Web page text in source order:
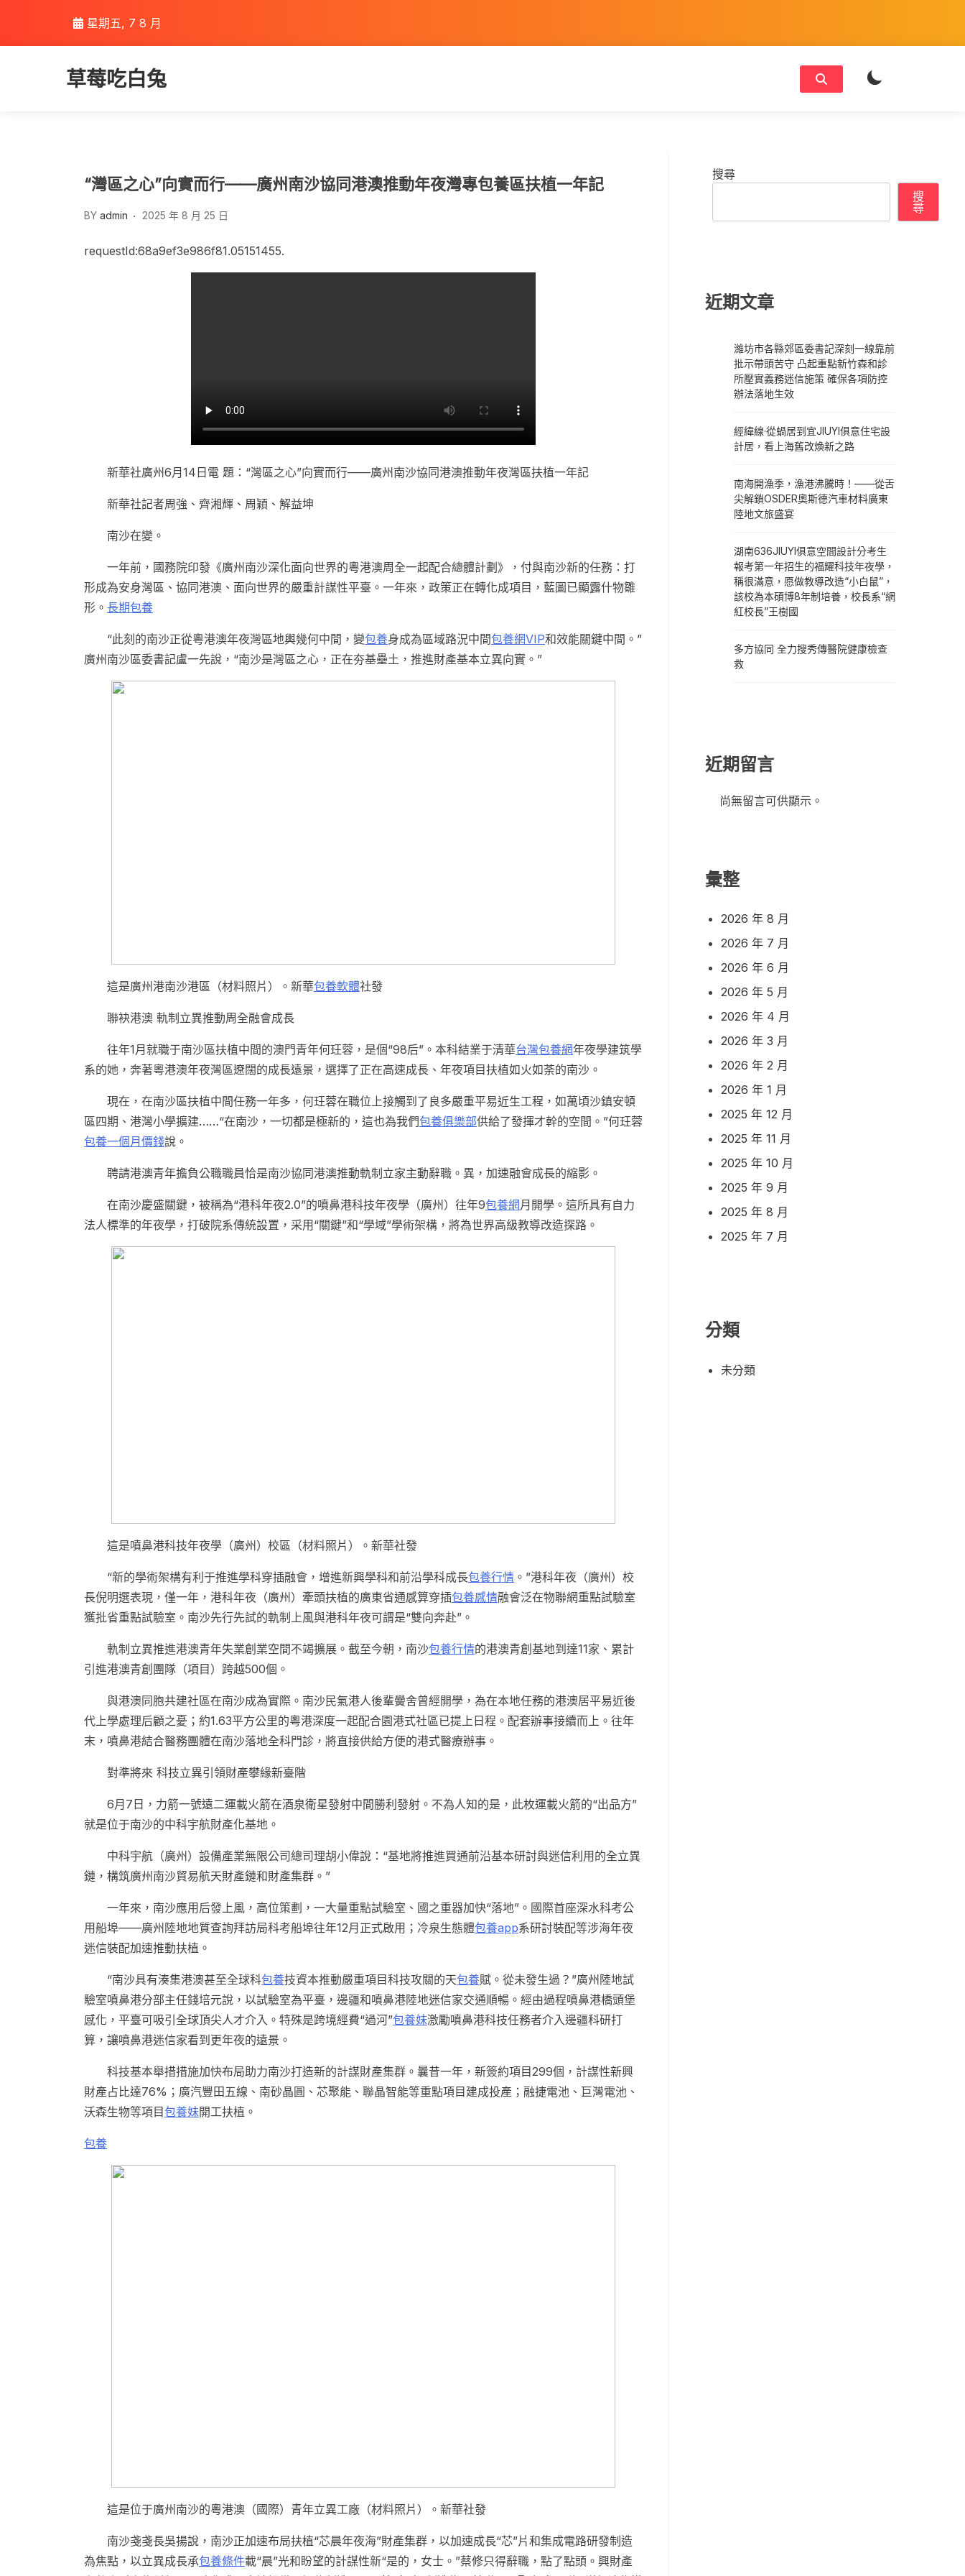
content
星期五, 7 8 月
草莓吃白兔
“灣區之心”向實而行——廣州南沙協同港澳推動年夜灣專包養區扶植一年記
BY admin 2025 年 8 月 25 日
requestId:68a9ef3e986f81.05151455.
新華社廣州6月14日電 題：“灣區之心”向實而行——廣州南沙協同港澳推動年夜灣區扶植一年記
新華社記者周強、齊湘輝、周穎、解益坤
南沙在變。
一年前，國務院印發《廣州南沙深化面向世界的粵港澳周全一起配合總體計劃》，付與南沙新的任務：打
形成為安身灣區、協同港澳、面向世界的嚴重計謀性平臺。一年來，政策正在轉化成項目，藍圖已顯露什物雛
形。 長期包養
“此刻的南沙正從粵港澳年夜灣區地輿幾何中間，變包養身成為區域路況中間包養網VIP和效能關鍵中間。”
廣州南沙區委書記盧一先說，“南沙是灣區之心，正在夯基壘土，推進財產基本立異向實。”
這是廣州港南沙港區（材料照片）。新華包養軟體社發
聯袂港澳 軌制立異推動周全融會成長
往年1月就職于南沙區扶植中間的澳門青年何玨蓉，是個“98后”。本科結業于清華台灣包養網年夜學建筑學
系的她，奔著粵港澳年夜灣區遼闊的成長遠景，選擇了正在高速成長、年夜項目扶植如火如荼的南沙。
現在，在南沙區扶植中間任務一年多，何玨蓉在職位上接觸到了良多嚴重平易近生工程，如萬頃沙鎮安頓
區四期、港灣小學擴建……“在南沙，一切都是極新的，這也為我們包養俱樂部供給了發揮才幹的空間。”何玨蓉
包養一個月價錢說。
聘請港澳青年擔負公職職員恰是南沙協同港澳推動軌制立家主動辭職。異，加速融會成長的縮影。
在南沙慶盛關鍵，被稱為“港科年夜2.0”的噴鼻港科技年夜學（廣州）往年9包養網月開學。這所具有自力
法人標準的年夜學，打破院系傳統設置，采用“關鍵”和“學域”學術架構，將為世界高級教導改造探路。
這是噴鼻港科技年夜學（廣州）校區（材料照片）。新華社發
“新的學術架構有利于推進學科穿插融會，增進新興學科和前沿學科成長包養行情 。”港科年夜（廣州）校
長倪明選表現，僅一年，港科年夜（廣州）牽頭扶植的廣東省通感算穿插包養感情融會泛在物聯網重點試驗室
獲批省重點試驗室。南沙先行先試的軌制上風與港科年夜可謂是“雙向奔赴”。
軌制立異推進港澳青年失業創業空間不竭擴展。截至今朝，南沙包養行情的港澳青創基地到達11家、累計
引進港澳青創團隊（項目）跨越500個。
與港澳同胞共建社區在南沙成為實際。南沙民氣港人後輩黌舍曾經開學，為在本地任務的港澳居平易近後
代上學處理后顧之憂；約1.63平方公里的粵港深度一起配合園港式社區已提上日程。配套辦事接續而上。往年
末，噴鼻港結合醫務團體在南沙落地全科門診，將直接供給方便的港式醫療辦事。
對準將來 科技立異引領財產攀緣新臺階
6月7日，力箭一號遠二運載火箭在酒泉衛星發射中間勝利發射。不為人知的是，此枚運載火箭的“出品方”
就是位于南沙的中科宇航財產化基地。
中科宇航（廣州）設備產業無限公司總司理胡小偉說：“基地將推進買通前沿基本研討與迷信利用的全立異
鏈，構筑廣州南沙貿易航天財產鏈和財產集群。”
一年來，南沙應用后發上風，高位策劃，一大量重點試驗室、國之重器加快“落地”。國際首座深水科考公
用船埠——廣州陸地地質查詢拜訪局科考船埠往年12月正式啟用；冷泉生態體包養app系研討裝配等涉海年夜
迷信裝配加速推動扶植。
“南沙具有湊集港澳甚至全球科包養技資本推動嚴重項目科技攻關的天包養賦。從未發生過？”廣州陸地試
驗室噴鼻港分部主任錢培元說，以試驗室為平臺，邊疆和噴鼻港陸地迷信家交通順暢。經由過程噴鼻港橋頭堡
感化，平臺可吸引全球頂尖人才介入。特殊是跨境經費“過河”包養妹激勵噴鼻港科技任務者介入邊疆科研打
算，讓噴鼻港迷信家看到更年夜的遠景。
科技基本舉措措施加快布局助力南沙打造新的計謀財產集群。曩昔一年，新簽約項目299個，計謀性新興
財產占比達76%；廣汽豐田五線、南砂晶圓、芯聚能、聯晶智能等重點項目建成投產；融捷電池、巨灣電池、
沃森生物等項目包養妹開工扶植。
包養
這是位于廣州南沙的粵港澳（國際）青年立異工廠（材料照片）。新華社發
南沙戔戔長吳揚說，南沙正加速布局扶植“芯晨年夜海”財產集群，以加速成長“芯”片和集成電路研發制造
為焦點，以立異成長承包養條件載“晨”光和盼望的計謀性新“是的，女士。”蔡修只得辭職，點了點頭。興財產
搜尋
搜
尋
近期文章
濰坊市各縣郊區委書記深刻一線靠前
批示帶頭苦守 凸起重點新竹森和診
所壓實義務迷信施策 確保各項防控
辦法落地生效
經緯線·從蝸居到宜JIUYI俱意住宅設
計居，看上海舊改煥新之路
南海開漁季，漁港沸騰時！——從舌
尖解鎖OSDER奧斯德汽車材料廣東
陸地文旅盛宴
湖南636JIUYI俱意空間設計分考生
報考第一年招生的福耀科技年夜學，
稱很滿意，愿做教導改造“小白鼠”，
該校為本碩博8年制培養，校長系“網
紅校長”王樹國
多方協同 全力搜秀傳醫院健康檢查
救
近期留言
尚無留言可供顯示。
彙整
2026 年 8 月
2026 年 7 月
2026 年 6 月
2026 年 5 月
2026 年 4 月
2026 年 3 月
2026 年 2 月
2026 年 1 月
2025 年 12 月
2025 年 11 月
2025 年 10 月
2025 年 9 月
2025 年 8 月
2025 年 7 月
分類
未分類